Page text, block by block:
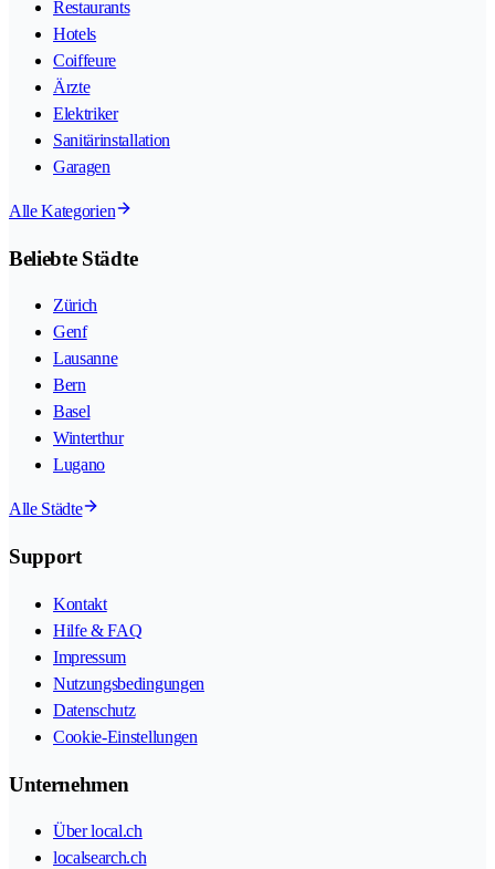
Restaurants
Hotels
Coiffeure
Ärzte
Elektriker
Sanitärinstallation
Garagen
Alle Kategorien
Beliebte Städte
Zürich
Genf
Lausanne
Bern
Basel
Winterthur
Lugano
Alle Städte
Support
Kontakt
Hilfe & FAQ
Impressum
Nutzungsbedingungen
Datenschutz
Cookie-Einstellungen
Unternehmen
Über local.ch
localsearch.ch